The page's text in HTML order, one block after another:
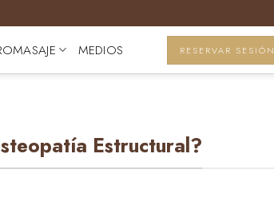
MEDIOS RESERVAR SESIÓN
Estructural?